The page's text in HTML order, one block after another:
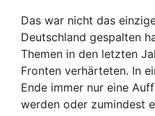
Das war nicht das
Deutschland gespalten
Themen in den letzten
Fronten verhärteten. In
Ende immer nur eine
werden oder zumindest